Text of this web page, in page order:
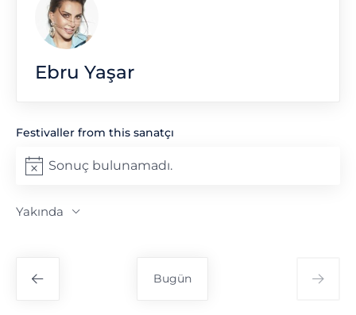
Ebru Yaşar
Festivaller from this sanatçı
Notice
Sonuç bulunamadı.
Yakında
Bugün